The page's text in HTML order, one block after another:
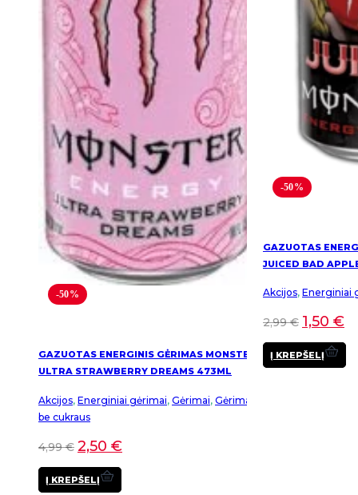
-50%
GAZUOTAS ENERGINIS GĖRIMAS MONSTER
ULTRA STRAWBERRY DREAMS 473ML
Akcijos, Energiniai gėrimai, Gėrimai, Gėrimai
be cukraus
4,99€ 2,50 €
Į KREPŠELĮ
-50%
GAZUOTAS
JUICED BAD
Akcijos, Energiniai
2,99€ 1,50 €
Į KREPŠELĮ